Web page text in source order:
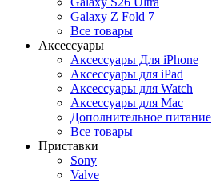
Galaxy Z Fold 7
Все товары
Аксессуары
Аксессуары Для iPhone
Аксессуары для iPad
Аксессуары для Watch
Аксессуары для Mac
Дополнительное питание
Все товары
Приставки
Sony
Valve